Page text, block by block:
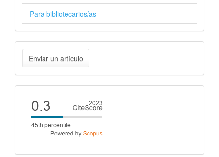
Para bibliotecarios/as
Enviar
un
artículo
Enviar un artículo
Cite
score